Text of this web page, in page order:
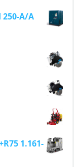
A/A
1.161-